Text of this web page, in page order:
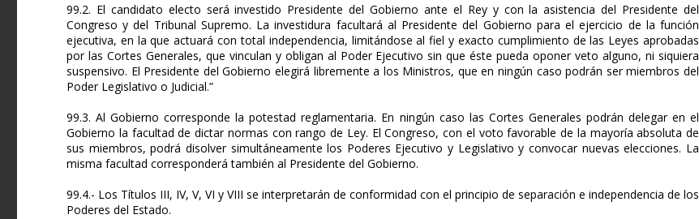
99.2. El candidato electo será investido Presidente del Gobierno ante el Rey y con la asistencia del Presidente del
Congreso y del Tribunal Supremo. La investidura facultará al Presidente del Gobierno para el ejercicio de la función
ejecutiva, en la que actuará con total independencia, limitándose al fiel y exacto cumplimiento de las Leyes aprobadas
por las Cortes Generales, que vinculan y obligan al Poder Ejecutivo sin que éste pueda oponer veto alguno, ni siquiera
suspensivo. El Presidente del Gobierno elegirá libremente a los Ministros, que en ningún caso podrán ser miembros del
Poder Legislativo o Judicial.”
99.3. Al Gobierno corresponde la potestad reglamentaria. En ningún caso las Cortes Generales podrán delegar en el
Gobierno la facultad de dictar normas con rango de Ley. El Congreso, con el voto favorable de la mayoría absoluta de
sus miembros, podrá disolver simultáneamente los Poderes Ejecutivo y Legislativo y convocar nuevas elecciones. La
misma facultad corresponderá también al Presidente del Gobierno.
99.4.- Los Títulos III, IV, V, VI y VIII se interpretarán de conformidad con el principio de separación e independencia de los
Poderes del Estado.